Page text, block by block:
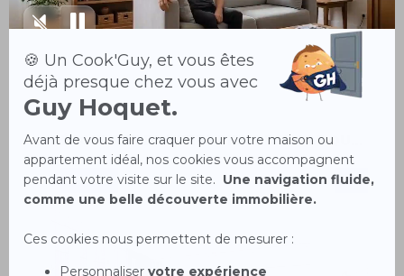
moment tant pour des raisons techniques qu'administratives : les prix, les
rentabilités, les dates de livraison, les dimensions annoncées des
logements, les plans et les descriptifs techniques ne sont fournis qu'à titre
indicatif. Le non-respect des engagements de location entraîne la perte
des incitations fiscales.
NEUF NEUF